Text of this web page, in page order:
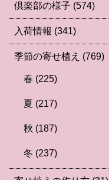
倶楽部の様子 (574)
入荷情報 (341)
季節の寄せ植え (769)
春 (225)
夏 (217)
秋 (187)
冬 (237)